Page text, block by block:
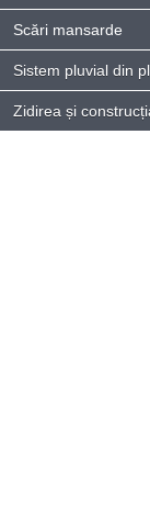
Scări mansarde
Sistem pluvial din
Zidirea și